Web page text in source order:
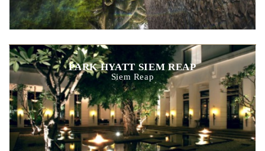
PARK HYATT SIEM REAP
Siem Reap